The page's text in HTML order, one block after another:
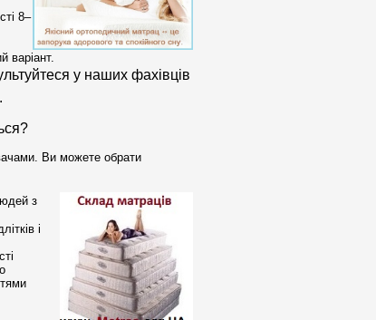
8–
варіант.
у наших фахівців
Ви можете обрати
з
і